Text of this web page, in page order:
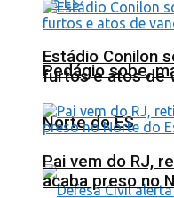
Pedágio sobe,
Norte do ES
Estádio Conilon
furtos e atos de
Pai vem do RJ,
acaba preso no